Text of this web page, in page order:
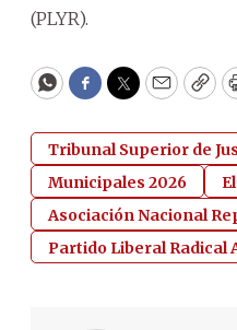
(PLYR).
WhatsApp
Facebook
Twitter
Email
Tribunal Superior de
Municipales 2026
Asociación Nacional
Partido Liberal Radical